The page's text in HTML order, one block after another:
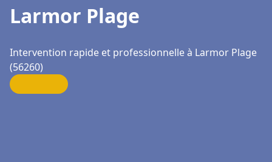
Larmor Plage
Intervention rapide et professionnelle à Larmor Plage
(56260)